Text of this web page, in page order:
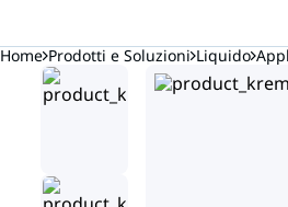
Home Prodotti e Soluzioni Liquido